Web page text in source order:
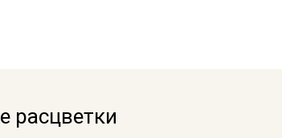
расцветки